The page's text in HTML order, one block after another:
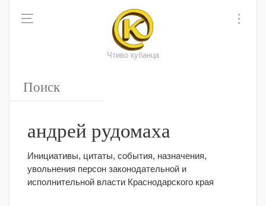
Чтиво кубанца
андрей рудомаха
Инициативы, цитаты, события, назначения,
увольнения персон законодательной и
исполнительной власти Краснодарского края